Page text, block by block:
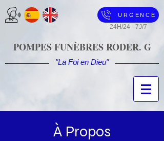
URGENCE
24H/24 - 7J/7
POMPES FUNÈBRES RODER. G
"La Foi en Dieu"
À Propos